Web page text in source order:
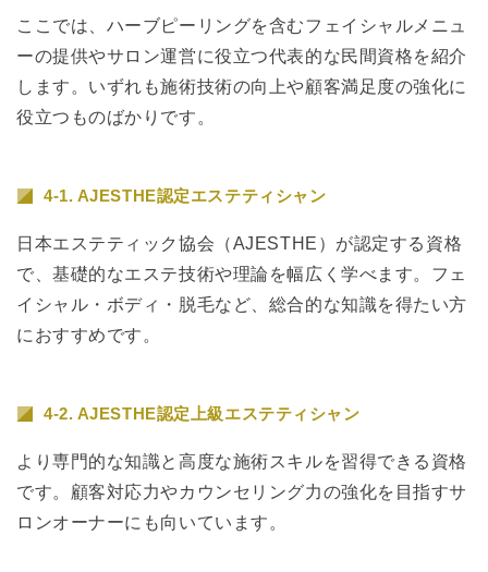
ここでは、ハーブピーリングを含むフェイシャルメニュ
ーの提供やサロン運営に役立つ代表的な民間資格を紹介
します。いずれも施術技術の向上や顧客満足度の強化に
役立つものばかりです。
4-1. AJESTHE認定エステティシャン
日本エステティック協会（AJESTHE）が認定する資格
で、基礎的なエステ技術や理論を幅広く学べます。フェ
イシャル・ボディ・脱毛など、総合的な知識を得たい方
におすすめです。
4-2. AJESTHE認定上級エステティシャン
より専門的な知識と高度な施術スキルを習得できる資格
です。顧客対応力やカウンセリング力の強化を目指すサ
ロンオーナーにも向いています。